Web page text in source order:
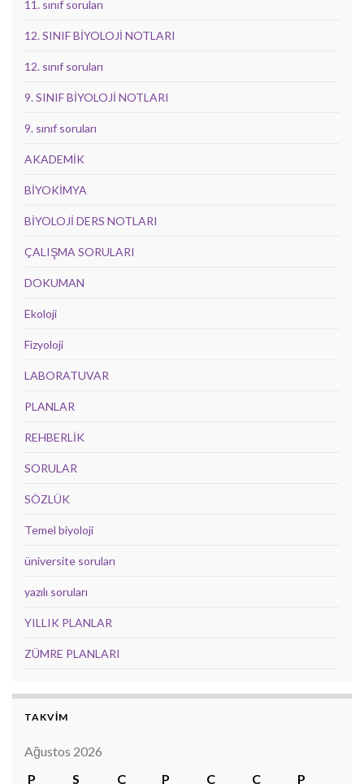
11. sınıf soruları
12. SINIF BİYOLOJİ NOTLARI
12. sınıf soruları
9. SINIF BİYOLOJİ NOTLARI
9. sınıf soruları
AKADEMİK
BİYOKİMYA
BİYOLOJİ DERS NOTLARI
ÇALIŞMA SORULARI
DOKUMAN
Ekoloji
Fizyoloji
LABORATUVAR
PLANLAR
REHBERLİK
SORULAR
SÖZLÜK
Temel biyoloji
üniversite soruları
yazılı soruları
YILLIK PLANLAR
ZÜMRE PLANLARI
TAKVİM
Ağustos 2026
P
S Ç P C C
P